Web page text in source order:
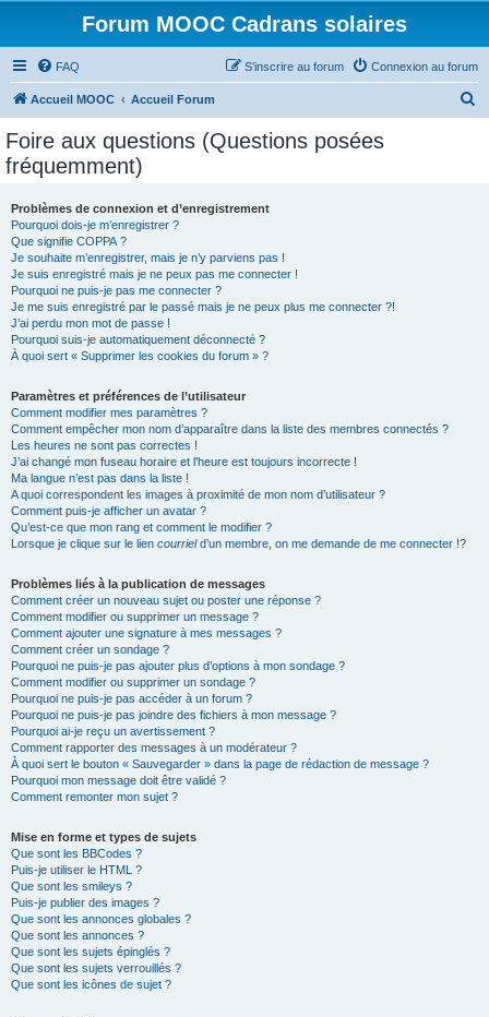
Forum MOOC Cadrans solaires
FAQ Connexion au forum
S’inscrire au forum
Accueil MOOC Accueil Forum
Foire aux questions (Questions posées
fréquemment)
Problèmes de connexion et d’enregistrement
Pourquoi dois-je m’enregistrer ?
Que signifie COPPA ?
Je souhaite m’enregistrer, mais je n’y parviens pas !
Je suis enregistré mais je ne peux pas me connecter !
Pourquoi ne puis-je pas me connecter ?
Je me suis enregistré par le passé mais je ne peux plus me connecter ?!
J’ai perdu mon mot de passe !
Pourquoi suis-je automatiquement déconnecté ?
À quoi sert « Supprimer les cookies du forum » ?
Paramètres et préférences de l’utilisateur
Comment modifier mes paramètres ?
Comment empêcher mon nom d’apparaître dans la liste des membres connectés ?
Les heures ne sont pas correctes !
J’ai changé mon fuseau horaire et l’heure est toujours incorrecte !
Ma langue n’est pas dans la liste !
A quoi correspondent les images à proximité de mon nom d’utilisateur ?
Comment puis-je afficher un avatar ?
Qu’est-ce que mon rang et comment le modifier ?
Lorsque je clique sur le lien courrield’un membre, on me demande de me connecter !?
Problèmes liés à la publication de messages
Comment créer un nouveau sujet ou poster une réponse ?
Comment modifier ou supprimer un message ?
Comment ajouter une signature à mes messages ?
Comment créer un sondage ?
Pourquoi ne puis-je pas ajouter plus d’options à mon sondage ?
Comment modifier ou supprimer un sondage ?
Pourquoi ne puis-je pas accéder à un forum ?
Pourquoi ne puis-je pas joindre des fichiers à mon message ?
Pourquoi ai-je reçu un avertissement ?
Comment rapporter des messages à un modérateur ?
À quoi sert le bouton « Sauvegarder » dans la page de rédaction de message ?
Pourquoi mon message doit être validé ?
Comment remonter mon sujet ?
Mise en forme et types de sujets
Que sont les BBCodes ?
Puis-je utiliser le HTML ?
Que sont les smileys ?
Puis-je publier des images ?
Que sont les annonces globales ?
Que sont les annonces ?
Que sont les sujets épinglés ?
Que sont les sujets verrouillés ?
Que sont les icônes de sujet ?